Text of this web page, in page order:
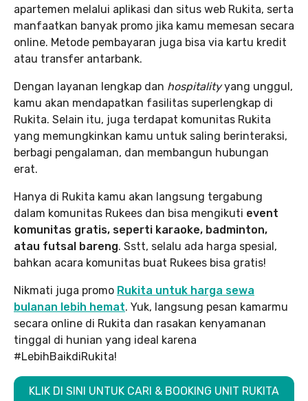
apartemen melalui aplikasi dan situs web Rukita, serta
manfaatkan banyak promo jika kamu memesan secara
online. Metode pembayaran juga bisa via kartu kredit
atau transfer antarbank.
Dengan layanan lengkap dan hospitalityyang unggul,
kamu akan mendapatkan fasilitas superlengkap di
Rukita. Selain itu, juga terdapat komunitas Rukita
yang memungkinkan kamu untuk saling berinteraksi,
berbagi pengalaman, dan membangun hubungan
erat.
Hanya di Rukita kamu akan langsung tergabung
dalam komunitas Rukees dan bisa mengikuti event
komunitas gratis, seperti karaoke, badminton,
atau futsal bareng. Sstt, selalu ada harga spesial,
bahkan acara komunitas buat Rukees bisa gratis!
Nikmati juga promo Rukita untuk harga sewa
bulanan lebih hemat. Yuk, langsung pesan kamarmu
secara online di Rukita dan rasakan kenyamanan
tinggal di hunian yang ideal karena
#LebihBaikdiRukita!
KLIK DI SINI UNTUK CARI & BOOKING UNIT RUKITA